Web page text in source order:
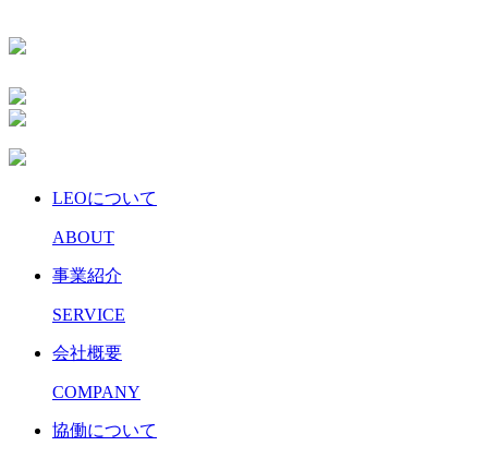
LEOについて
ABOUT
事業紹介
SERVICE
会社概要
COMPANY
協働について